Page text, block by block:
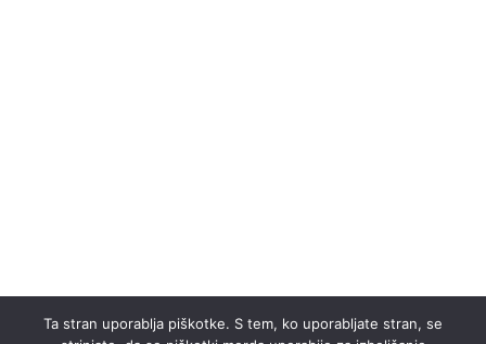
Ta stran uporablja piškotke. S tem, ko uporabljate stran, se